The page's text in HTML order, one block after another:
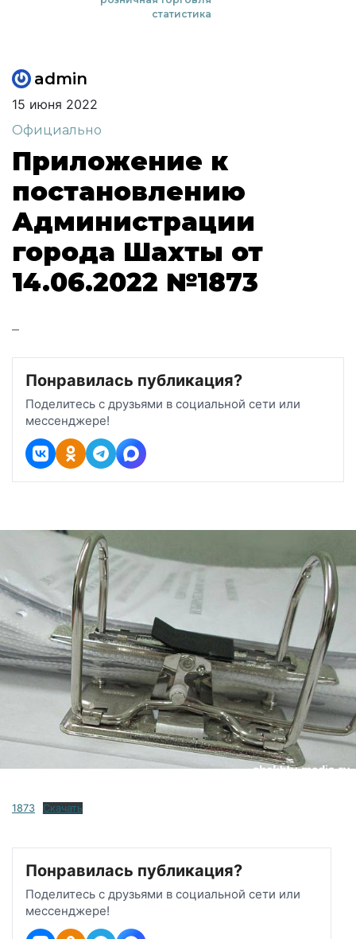
статистика
admin
15 июня 2022
Официально
Приложение к
постановлению
Администрации
города Шахты от
14.06.2022 №1873
–
Понравилась публикация?
Поделитесь с друзьями в социальной сети или
мессенджере!
1873 Скачать
Понравилась публикация?
Поделитесь с друзьями в социальной сети или
мессенджере!